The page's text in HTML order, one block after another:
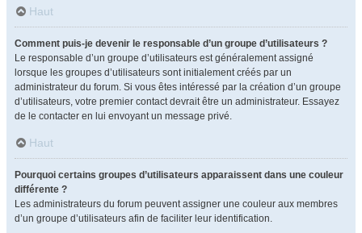
Haut
Comment puis-je devenir le responsable d’un groupe d’utilisateurs ?
Le responsable d’un groupe d’utilisateurs est généralement assigné
lorsque les groupes d’utilisateurs sont initialement créés par un
administrateur du forum. Si vous êtes intéressé par la création d’un groupe
d’utilisateurs, votre premier contact devrait être un administrateur. Essayez
de le contacter en lui envoyant un message privé.
Haut
Pourquoi certains groupes d’utilisateurs apparaissent dans une couleur
différente ?
Les administrateurs du forum peuvent assigner une couleur aux membres
d’un groupe d’utilisateurs afin de faciliter leur identification.